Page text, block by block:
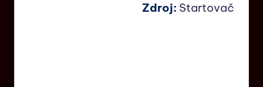
Zdroj: Startovač